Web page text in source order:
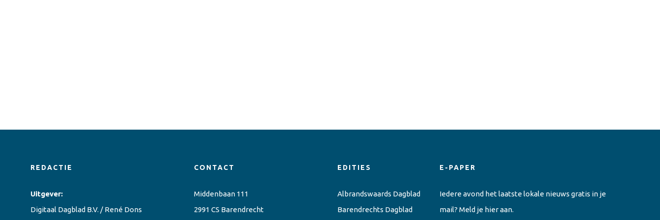
REDACTIE
Uitgever:
Digitaal Dagblad B.V. / René Dons
CONTACT
Middenbaan 111
2991 CS Barendrecht
EDITIES
Albrandswaards Dagblad
Barendrechts Dagblad
E-PAPER
Iedere avond het laatste lokale nieuws gratis in je
mail? Meld je hier aan.